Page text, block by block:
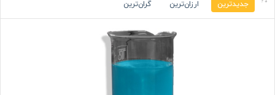
جدیدترین ارزان‌ترین گران‌ترین